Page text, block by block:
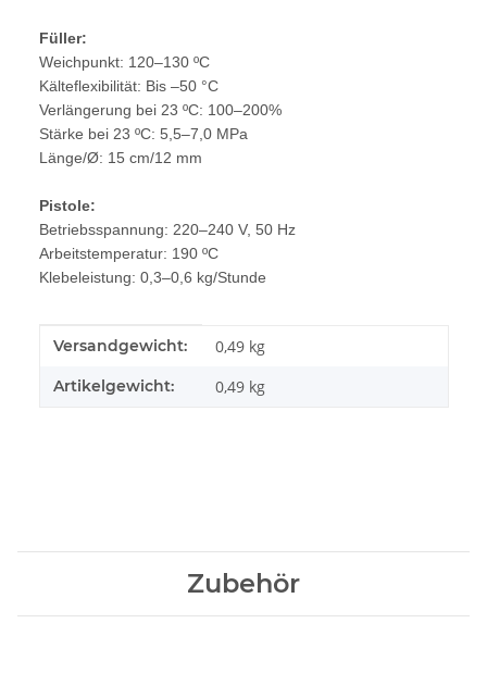
Füller:
Weichpunkt: 120–130 ºC
Kälteflexibilität: Bis –50 °C
Verlängerung bei 23 ºC: 100–200%
Stärke bei 23 ºC: 5,5–7,0 MPa
Länge/Ø: 15 cm/12 mm
Pistole:
Betriebsspannung: 220–240 V, 50 Hz
Arbeitstemperatur: 190 ºC
Klebeleistung: 0,3–0,6 kg/Stunde
Produkteigenschaft
Wert
Versandgewicht: 0,49 kg
Artikelgewicht: 0,49 kg
Zubehör